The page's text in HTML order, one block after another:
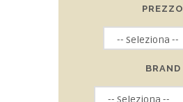
PREZZO
BRAND